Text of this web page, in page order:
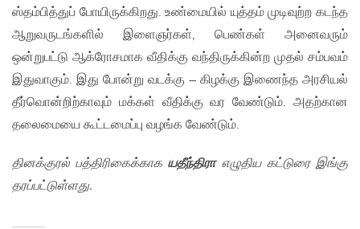
ஸ்தம்பித்துப் போயிருக்கிறது. உண்மையில் யுத்தம் முடிவுற்ற கடந்த
ஆறுவருடங்களில் இளைஞர்கள், பெண்கள் அனைவரும்
ஒன்றுபட்டு ஆக்ரோசமாக வீதிக்கு வந்திருக்கின்ற முதல் சம்பவம்
இதுவாகும். இது போன்று வடக்கு – கிழக்கு இணைந்த அரசியல்
தீர்வொன்றிற்காவும் மக்கள் வீதிக்கு வர வேண்டும். அதற்கான
தலைமையை கூட்டமைப்பு வழங்க வேண்டும்.
தினக்குரல் பத்திரிகைக்காகயதீந்திராஎழுதிய கட்டுரை இங்கு
தரப்பட்டுள்ளது.